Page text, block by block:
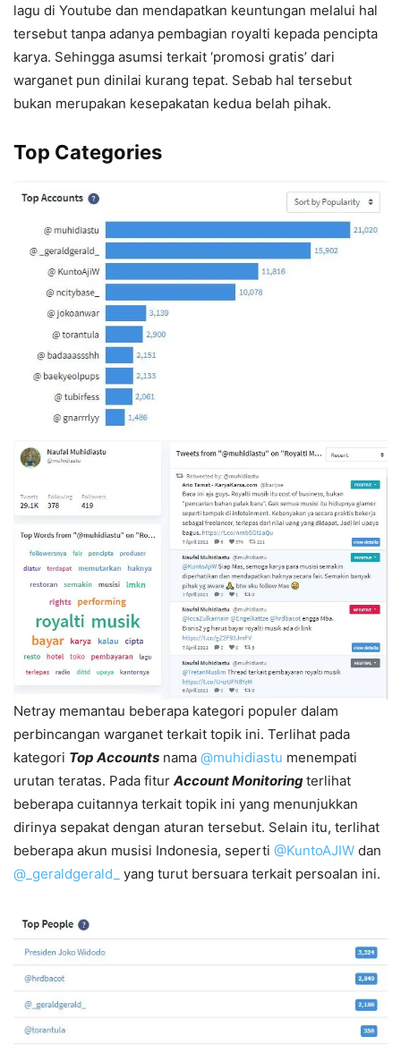
lagu di Youtube dan mendapatkan keuntungan melalui hal
tersebut tanpa adanya pembagian royalti kepada pencipta
karya. Sehingga asumsi terkait ‘promosi gratis’ dari
warganet pun dinilai kurang tepat. Sebab hal tersebut
bukan merupakan kesepakatan kedua belah pihak.
Top Categories
Netray memantau beberapa kategori populer dalam
perbincangan warganet terkait topik ini. Terlihat pada
kategori Top Accounts nama @muhidiastu menempati
urutan teratas. Pada fitur Account Monitoringterlihat
beberapa cuitannya terkait topik ini yang menunjukkan
dirinya sepakat dengan aturan tersebut. Selain itu, terlihat
beberapa akun musisi Indonesia, seperti @KuntoAJIW dan
@_geraldgerald_
yang turut bersuara terkait persoalan ini.